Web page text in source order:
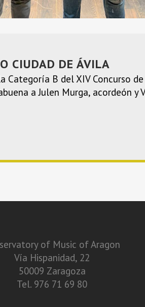
CIUDAD DE ÁVILA
B del XIV Concurso de
a Julen Murga, acordeón
of Music of Aragon
Vía Hispanidad, 22
50009 Zaragoza
Tel. 976 71 69 80